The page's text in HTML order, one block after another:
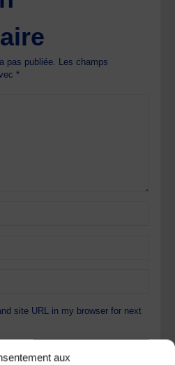
aux
pas publiée.
Les champs
*
site URL in my browser for next